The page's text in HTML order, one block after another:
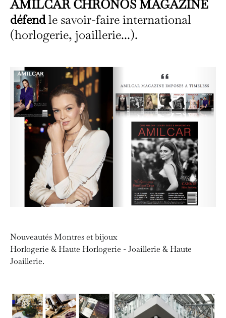
AMILCAR CHRONOS MAGAZINE
défendle savoir-faire international
(horlogerie, joaillerie...).
Nouveautés Montres et bijoux
Horlogerie & Haute Horlogerie - Joaillerie & Haute
Joaillerie.